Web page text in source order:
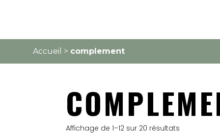
Accueil > complement
Affichage de 1–12 sur 20 résultats